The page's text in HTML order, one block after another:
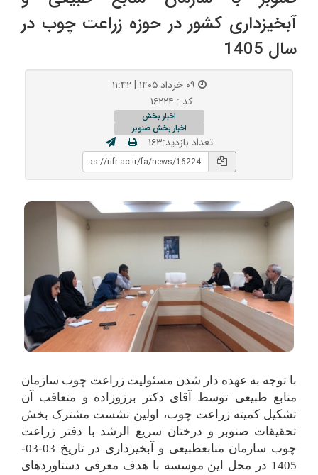
آبخیزداری کشور در حوزه زراعت چوب در
سال 1405
کد : ۱۶۲۲۴
اخبار بخش
اخبار بخش صنوبر
تعداد بازدید:۱۶۳
با توجه به عهده ­دار شدن مسئولیت زراعت چوب سازمان
منابع طبیعی توسط آقای دکتر برزوزاده و متعاقب آن
تشکیل کمیته زراعت چوب، اولین نشست مشترک بخش
تحقیقات صنوبر و درختان سریع­ الرشد با دفتر زراعت
چوب سازمان منابع­طبیعی و آبخیزداری در تاریخ 03-03-
1405 در محل این موسسه با هدف معرفی دستاوردهای